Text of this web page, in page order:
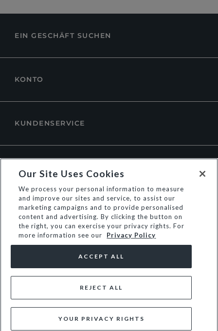
EIN GESCHÄFT SUCHEN
KONTO
KUNDENSERVICE
© Dune Group Limited
Our Site Uses Cookies
We process your personal information to measure
and improve our sites and service, to assist our
marketing campaigns and to provide personalised
content and advertising. By clicking the button on
the right, you can exercise your privacy rights. For
more information see our
Privacy Policy
YOUR PRIVACY RIGHTS
REJECT ALL
ACCEPT ALL